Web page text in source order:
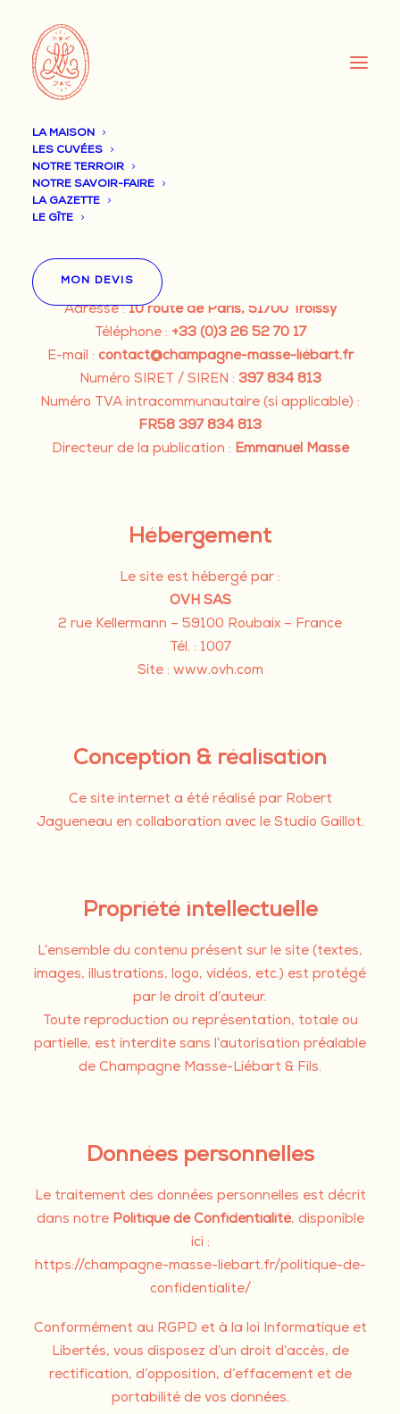
LA MAISON
LES CUVÉES
NOTRE TERROIR
NOTRE SAVOIR-FAIRE
LA GAZETTE
LE GÎTE
MON DEVIS
Éditeur du site
Le site champagne-masse-liebart.fr
Capital social :
Adresse :10 route de Paris, 51700 Troissy
Téléphone : +33 (0)3 26 52 70 17
E-mail : contact@champagne-masse-liébart.fr
Numéro SIRET / SIREN : 397 834 813
Numéro TVA intracommunautaire (si applicable) :
FR58 397 834 813
Directeur de la publication : Emmanuel Masse
Hébergement
Le site est hébergé par :
OVH SAS
2 rue Kellermann – 59100 Roubaix – France
Tél. : 1007
Site : www.ovh.com
Conception & réalisation
Ce site internet a été réalisé par Robert
Jagueneau en collaboration avec le Studio Gaillot.
Propriété intellectuelle
L’ensemble du contenu présent sur le site (textes,
images, illustrations, logo, vidéos, etc.) est protégé
par le droit d’auteur.
Toute reproduction ou représentation, totale ou
partielle, est interdite sans l’autorisation préalable
de Champagne Masse-Liébart & Fils.
Données personnelles
Le traitement des données personnelles est décrit
dans notre Politique de Confidentialité, disponible
ici :
https://champagne-masse-liebart.fr/politique-de-
confidentialite/
Conformément au RGPD et à la loi Informatique et
Libertés, vous disposez d’un droit d’accès, de
rectification, d’opposition, d’effacement et de
portabilité de vos données.